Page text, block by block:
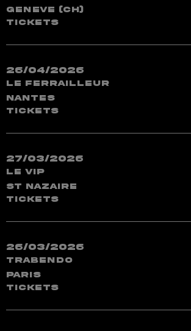
Geneve (CH)
TICKETS
26/04/2026
Le Ferrailleur
Nantes
TICKETS
27/03/2026
Le VIP
St Nazaire
TICKETS
26/03/2026
Trabendo
Paris
TICKETS